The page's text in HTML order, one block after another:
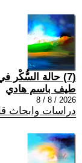
(7) حالة السُّكْر في الوظيفة العامة
طيف باسم هادي
2026 / 8 / 8
دراسات وابحاث